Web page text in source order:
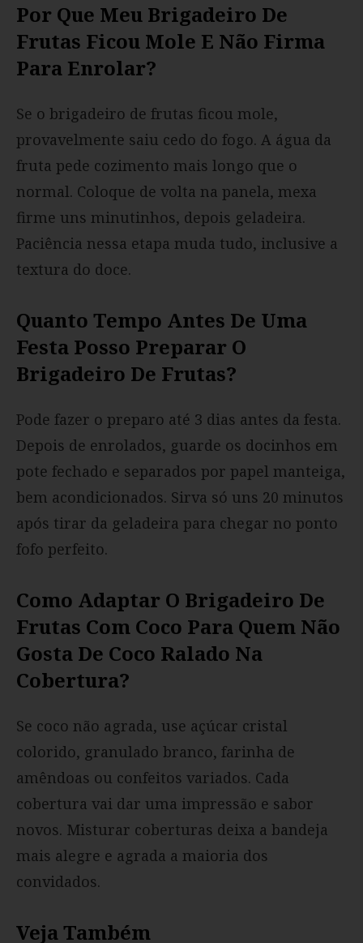
Por Que Meu Brigadeiro De
Frutas Ficou Mole E Não Firma
Para Enrolar?
Se o brigadeiro de frutas ficou mole,
provavelmente saiu cedo do fogo. A água da
fruta pede cozimento mais longo que o
normal. Coloque de volta na panela, mexa
firme uns minutinhos, depois geladeira.
Paciência nessa etapa muda tudo, inclusive a
textura do doce.
Quanto Tempo Antes De Uma
Festa Posso Preparar O
Brigadeiro De Frutas?
Pode fazer o preparo até 3 dias antes da festa.
Depois de enrolados, guarde os docinhos em
pote fechado e separados por papel manteiga,
bem acondicionados. Sirva só uns 20 minutos
após tirar da geladeira para chegar no ponto
fofo perfeito.
Como Adaptar O Brigadeiro De
Frutas Com Coco Para Quem Não
Gosta De Coco Ralado Na
Cobertura?
Se coco não agrada, use açúcar cristal
colorido, granulado branco, farinha de
amêndoas ou confeitos variados. Cada
cobertura vai dar uma impressão e sabor
novos. Misturar coberturas deixa a bandeja
mais alegre e agrada a maioria dos
convidados.
Veja Também